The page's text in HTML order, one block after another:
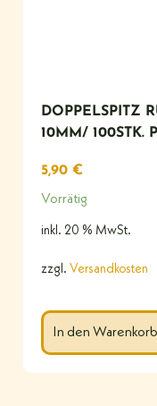
DOPPELSPITZ
10MM/ 100STK.
5,90 €
Vorrätig
inkl. 20 % MwSt.
zzgl. Versandkosten
In den Warenkorb